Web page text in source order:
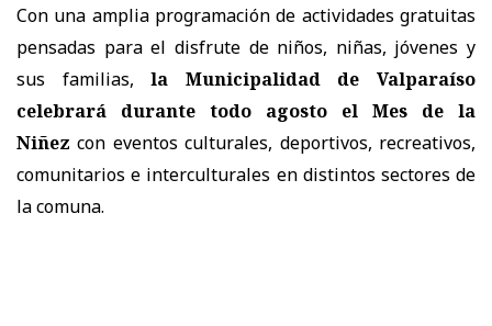
Con una amplia programación de actividades gratuitas
pensadas para el disfrute de niños, niñas, jóvenes y
sus familias,la Municipalidad de Valparaíso
celebrará durante todo agosto el Mes de la
Niñez con eventos culturales, deportivos, recreativos,
comunitarios e interculturales en distintos sectores de
la comuna.